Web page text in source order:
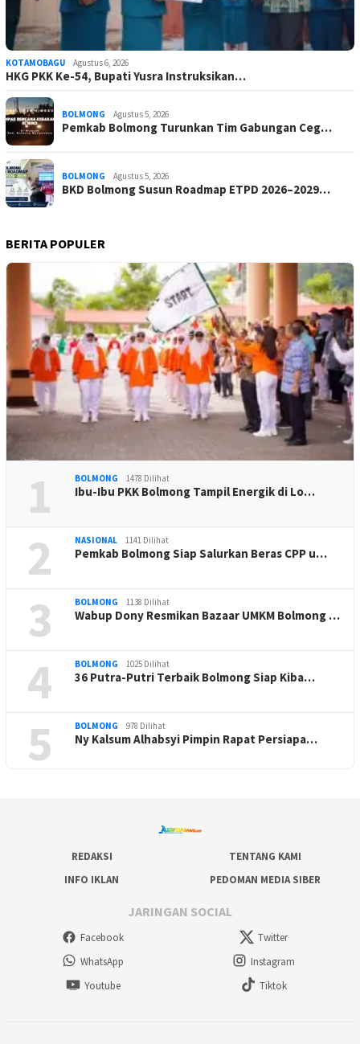
KOTAMOBAGU Agustus 6, 2026
HKG PKK Ke-54, Bupati Yusra Instruksikan…
BOLMONG Agustus 5, 2026
Pemkab Bolmong Turunkan Tim Gabungan Ceg…
BOLMONG Agustus 5, 2026
BKD Bolmong Susun Roadmap ETPD 2026–2029…
BERITA POPULER
1 BOLMONG 1478 Dilihat
Ibu-Ibu PKK Bolmong Tampil Energik di Lo…
2 NASIONAL 1141 Dilihat
Pemkab Bolmong Siap Salurkan Beras CPP u…
3 BOLMONG 1138 Dilihat
Wabup Dony Resmikan Bazaar UMKM Bolmong …
4 BOLMONG 1025 Dilihat
36 Putra-Putri Terbaik Bolmong Siap Kiba…
5 BOLMONG 978 Dilihat
Ny Kalsum Alhabsyi Pimpin Rapat Persiapa…
REDAKSI
TENTANG KAMI
INFO IKLAN
PEDOMAN MEDIA SIBER
JARINGAN SOCIAL
Facebook
Twitter
WhatsApp
Instagram
Youtube
Tiktok